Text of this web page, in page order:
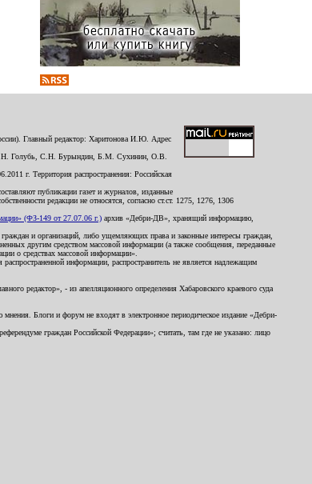
Главный редактор: Харитонова И.Ю. Адрес
Голубь, С.Н. Бурындин, Б.М. Сухинин, О.В.
г. Территория распространения: Российская
публикации газет и журналов, изданные
редакции не относятся, согласно ст.ст. 1275, 1276, 1306
(ФЗ-149 от 27.07.06 г.) архив «Дебри-ДВ», хранящий информацию,
и организаций, либо ущемляющих права и законные интересы граждан,
другим средством массовой информации (а также сообщения, переданные
о средствах массовой информации».
информации, распространитель не является надлежащим
редактор», - из апелляционного определения Хабаровского краевого суда
Блоги и форум не входят в электронное периодическое издание «Дебри-
граждан Российской Федерации»; считать, там где не указано: лицо